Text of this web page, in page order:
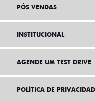
PÓS VENDAS
INSTITUCIONAL
AGENDE UM TEST DRIVE
POLÍTICA DE